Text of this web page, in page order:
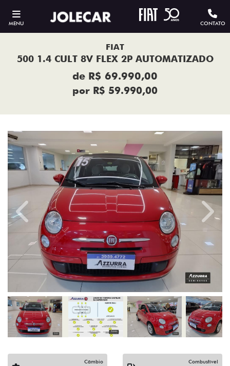
MENU CONTATO
FIAT
500 1.4 CULT 8V FLEX 2P AUTOMATIZADO
de R$ 69.990,00
por R$ 59.990,00
Previous Next
Câmbio Combustível